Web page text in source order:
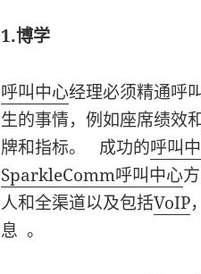
1.博学
呼叫中心经理必须精通呼
生的事情，例如座席绩效
牌和指标。 成功的呼叫
SparkleComm呼叫中心
人和全渠道以及包括VoIP，
息 。